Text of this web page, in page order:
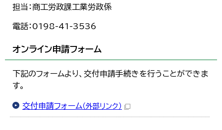
担当：商工労政課工業労政係
電話：0198-41-3536
オンライン申請フォーム
下記のフォームより、交付申請手続きを行うことができま
す。
交付申請フォーム （外部リンク）